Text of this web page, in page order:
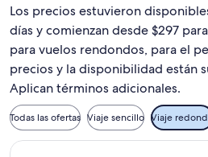
Los precios estuvieron
días y comienzan desde $297
para vuelos rendondos, para el
precios y la disponibilidad están
Aplican términos adicionales.
Todas las ofertas Viaje sencillo Viaje
Seleccionar vuelo de United, con